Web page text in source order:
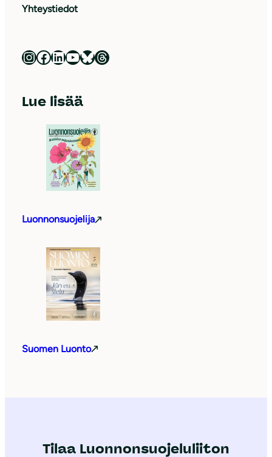
Yhteystiedot
Luonnonsuojeluliitto Instagramissa Luonnonsuojeluliitto Facebookissa Luonnonsuojeluliitto LinkedInissä Luonnonsuojeluliiton YouTube-kanava Luonnonsuojeluliitto Blueskyssa Luonnonsuojeluliitto Threadsissa
Lue lisää
Luonnonsuojelija
Suomen Luonto
Tilaa Luonnonsuojeluliiton